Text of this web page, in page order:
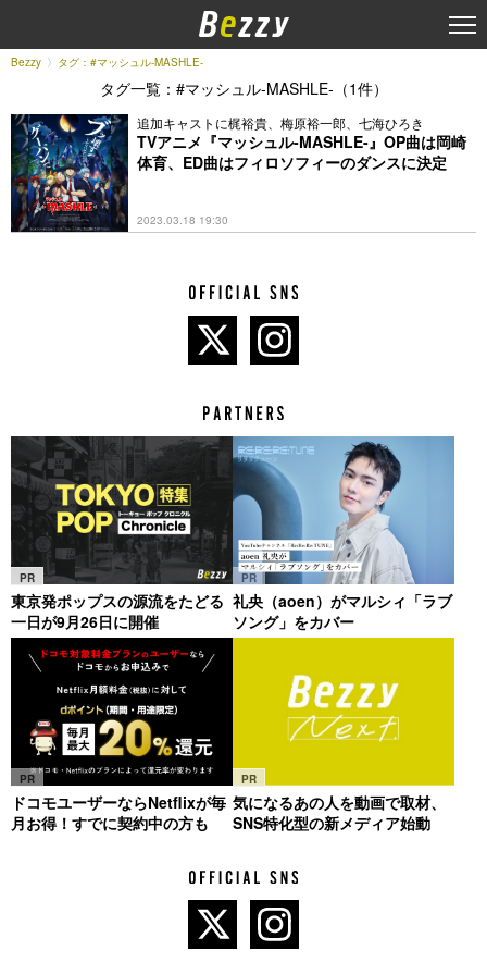
Bezzy タグ：#マッシュル-MASHLE-
タグ一覧：#マッシュル-MASHLE-（1件）
追加キャストに梶裕貴、梅原裕一郎、七海ひろき
TVアニメ『マッシュル-MASHLE-』OP曲は岡崎
体育、ED曲はフィロソフィーのダンスに決定
2023.03.18 19:30
PR
東京発ポップスの源流をたどる
一日が9月26日に開催
PR
礼央（aoen）がマルシィ「ラブ
ソング」をカバー
PR
ドコモユーザーならNetflixが毎
月お得！すでに契約中の方も
PR
気になるあの人を動画で取材、
SNS特化型の新メディア始動